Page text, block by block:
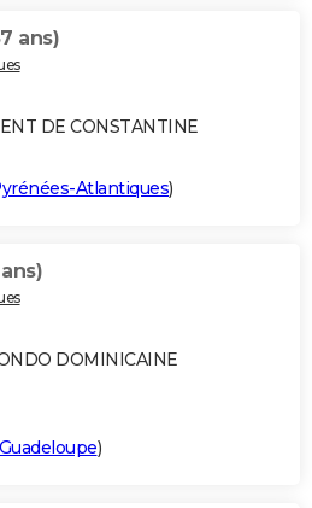
ans)
DE CONSTANTINE
Atlantiques)
DOMINICAINE
)